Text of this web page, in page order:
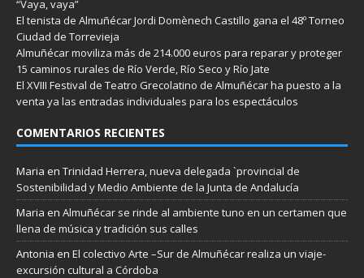
“Vaya, vaya”
El tenista de Almuñécar Jordi Domènech Castillo gana el 48º Torneo
Ciudad de Torrevieja
Almuñécar moviliza más de 214.000 euros para reparar y proteger
15 caminos rurales de Río Verde, Río Seco y Río Jate
El XVIII Festival de Teatro Grecolatino de Almuñécar ha puesto a la
venta ya las entradas individuales para los espectáculos
COMENTARIOS RECIENTES
Maria en Trinidad Herrera, nueva delegada `provincial de
Sostenibilidad y Medio Ambiente de la Junta de Andalucía
Maria en Almuñécar se rinde al ambiente tuno en un certamen que
llena de música y tradición sus calles
Antonia en El colectivo Arte –Sur de Almuñécar realiza un viaje-
excursión cultural a Córdoba